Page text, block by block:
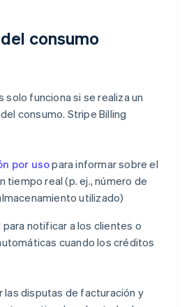
consumo
solo funciona si se realiza un
consumo. Stripe Billing
por usopara informar sobre el
tiempo real (p. ej., número de
utilizado)
notificar a los clientes o
cuando los créditos
las disputas de facturación y